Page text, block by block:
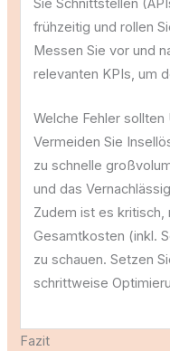
Sie Schnittstellen
frühzeitig und rollen
Messen Sie vor und
relevanten KPIs, um
Welche Fehler
Vermeiden Sie
zu schnelle
und das
Zudem ist es kritisch,
Gesamtkosten (inkl.
zu schauen. Setzen
schrittweise
Fazit